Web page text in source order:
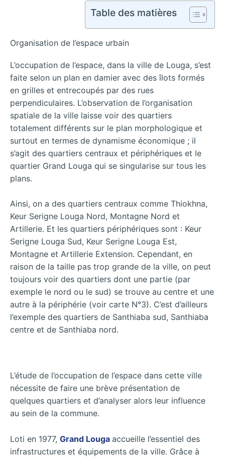
Table des matières
Organisation de l’espace urbain
L’occupation de l’espace, dans la ville de Louga, s’est
faite selon un plan en damier avec des îlots formés
en grilles et entrecoupés par des rues
perpendiculaires. L’observation de l’organisation
spatiale de la ville laisse voir des quartiers
totalement différents sur le plan morphologique et
surtout en termes de dynamisme économique ; il
s’agit des quartiers centraux et périphériques et le
quartier Grand Louga qui se singularise sur tous les
plans.
Ainsi, on a des quartiers centraux comme Thiokhna,
Keur Serigne Louga Nord, Montagne Nord et
Artillerie. Et les quartiers périphériques sont : Keur
Serigne Louga Sud, Keur Serigne Louga Est,
Montagne et Artillerie Extension. Cependant, en
raison de la taille pas trop grande de la ville, on peut
toujours voir des quartiers dont une partie (par
exemple le nord ou le sud) se trouve au centre et une
autre à la périphérie (voir carte N°3). C’est d’ailleurs
l’exemple des quartiers de Santhiaba sud, Santhiaba
centre et de Santhiaba nord.
L’étude de l’occupation de l’espace dans cette ville
nécessite de faire une brève présentation de
quelques quartiers et d’analyser alors leur influence
au sein de la commune.
Loti en 1977, Grand Louga accueille l’essentiel des
infrastructures et équipements de la ville. Grâce à